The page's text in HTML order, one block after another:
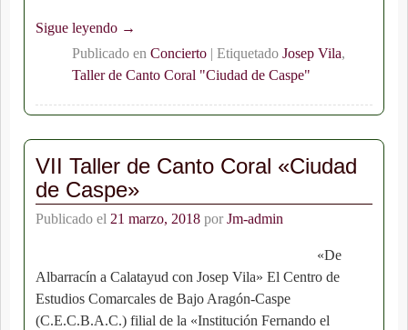
Sigue leyendo →
Publicado en Concierto| Etiquetado Josep Vila,
Taller de Canto Coral "Ciudad de Caspe"
VII Taller de Canto Coral «Ciudad
de Caspe»
Publicado el 21 marzo, 2018 por Jm-admin
«De
Albarracín a Calatayud con Josep Vila» El Centro de
Estudios Comarcales de Bajo Aragón-Caspe
(C.E.C.B.A.C.) filial de la «Institución Fernando el